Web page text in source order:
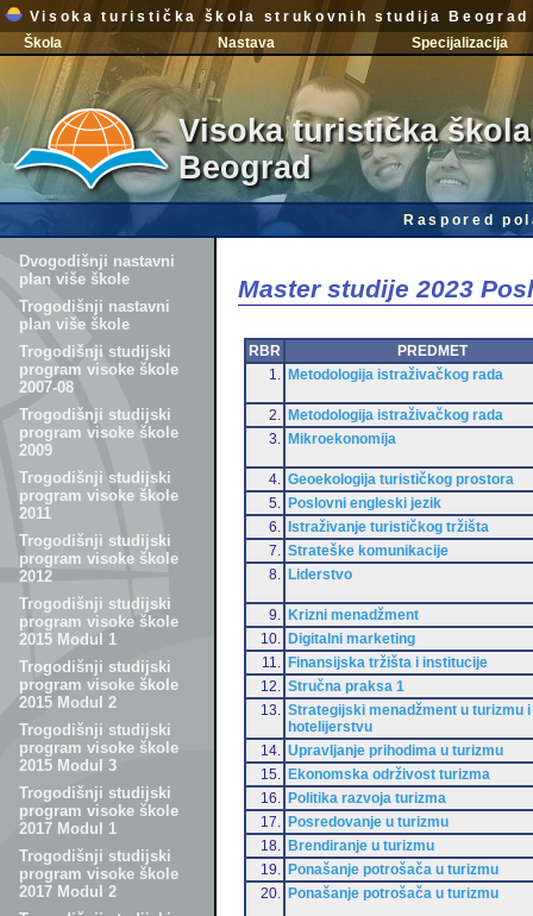
Visoka turistička škola strukovnih studija Beograd
Škola
Nastava Specijalizacija
Visoka turistička
Beograd
Raspored
Dvogodišnji nastavni
plan više škole
Trogodišnji nastavni
plan više škole
Trogodišnji studijski
program visoke škole
2007-08
Trogodišnji studijski
program visoke škole
2009
Trogodišnji studijski
program visoke škole
2011
Trogodišnji studijski
program visoke škole
2012
Trogodišnji studijski
program visoke škole
2015 Modul 1
Trogodišnji studijski
program visoke škole
2015 Modul 2
Trogodišnji studijski
program visoke škole
2015 Modul 3
Trogodišnji studijski
program visoke škole
2017 Modul 1
Trogodišnji studijski
program visoke škole
2017 Modul 2
Master studije 2023
RBR
PREDMET
1.
Metodologija istraživačkog rada
2.
Metodologija istraživačkog rada
3.
Mikroekonomija
4.
Geoekologija turističkog prostora
5.
Poslovni engleski jezik
6.
Istraživanje turističkog tržišta
7.
Strateške komunikacije
8.
Liderstvo
9.
Krizni menadžment
10.
Digitalni marketing
11.
Finansijska tržišta i institucije
12.
Stručna praksa 1
13.
Strategijski menadžment u turizmu i
hotelijerstvu
14.
Upravljanje prihodima u turizmu
15.
Ekonomska održivost turizma
16.
Politika razvoja turizma
17.
Posredovanje u turizmu
18.
Brendiranje u turizmu
19.
Ponašanje potrošača u turizmu
20.
Ponašanje potrošača u turizmu